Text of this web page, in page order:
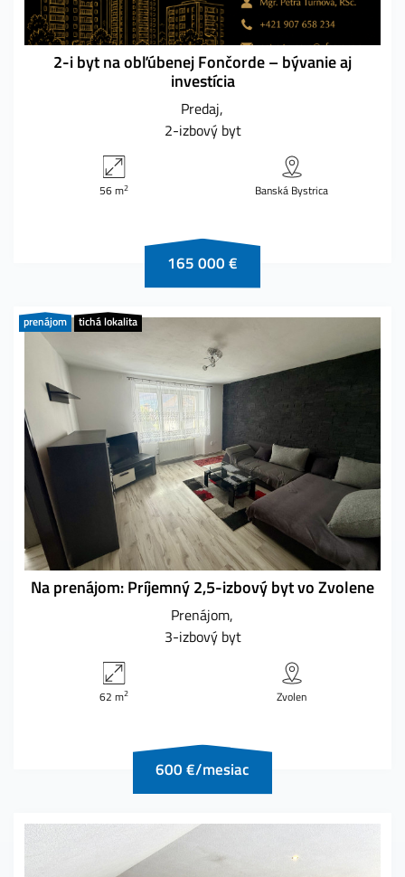
2-i byt na obľúbenej Fončorde – bývanie aj
investícia
Predaj
2-izbový byt
56 m2 Banská Bystrica
165 000 €
prenájom tichá lokalita
Na prenájom: Príjemný 2,5-izbový byt vo Zvolene
Prenájom
3-izbový byt
62 m2 Zvolen
600 €/mesiac